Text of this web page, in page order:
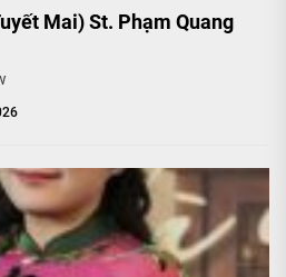
Mai) St. Phạm Quang